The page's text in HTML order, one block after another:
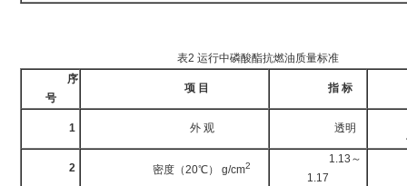
表2 运行中磷酸酯抗燃油质量标准
序
号
项 目 指 标
1 外 观 透明
2 密度（20℃） g/cm2
1.13～
1.17